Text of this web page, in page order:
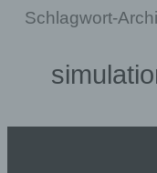
Schlagwort-